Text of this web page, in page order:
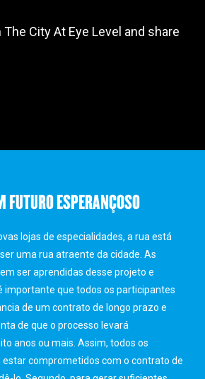
City At Eye Level and share
FUTURO ESPERANÇOSO
lojas de especialidades, a rua está
uma rua atraente da cidade. As
ser aprendidas desse projeto e
importante que todos os participantes
de um contrato de longo prazo e
de que o processo levará
anos ou mais. Assim, todos os
comprometidos com o contrato de